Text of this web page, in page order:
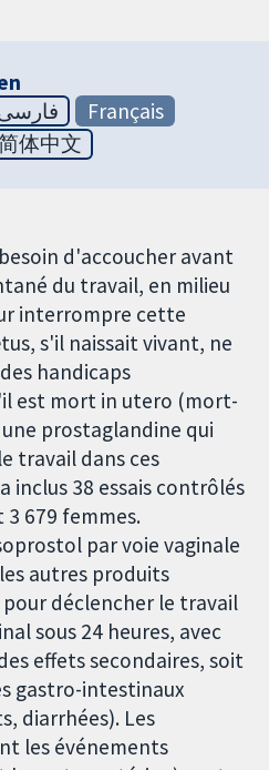
Français
体中文
d'accoucher avant
du travail, en milieu
interrompre cette
s'il naissait vivant, ne
handicaps
est mort in utero (mort-
prostaglandine qui
travail dans ces
inclus 38 essais contrôlés
679 femmes.
par voie vaginale
autres produits
déclencher le travail
sous 24 heures, avec
effets secondaires, soit
gastro-intestinaux
diarrhées). Les
les événements